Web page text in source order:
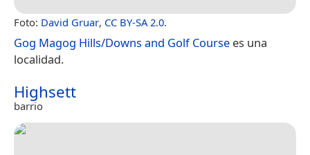
Foto: David Gruar, CC BY-SA 2.0.
Gog Magog Hills/Downs and Golf Course es una
localidad.
Highsett
barrio